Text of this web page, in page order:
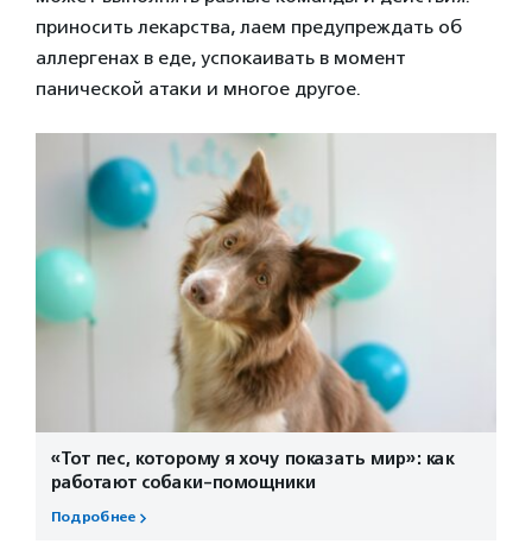
приносить лекарства, лаем предупреждать об
аллергенах в еде, успокаивать в момент
панической атаки и многое другое.
«Тот пес, которому я хочу показать мир»: как
работают собаки-помощники
Подробнее